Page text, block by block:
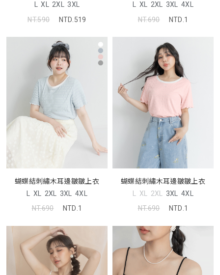
L XL 2XL 3XL
NT.590
NTD.519
L XL 2XL 3XL 4XL
NT.690
NTD.1
蝴蝶結刺繡木耳邊皺皺上衣
L XL 2XL 3XL 4XL
NT.690
NTD.1
蝴蝶結刺繡木耳邊皺皺上衣
L XL 2XL 3XL 4XL
NT.690
NTD.1